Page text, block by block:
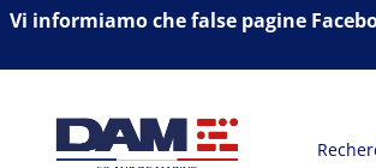
Vi informiamo che false pagine